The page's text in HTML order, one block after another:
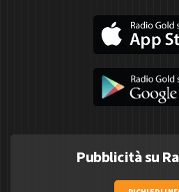
Pubblicità su